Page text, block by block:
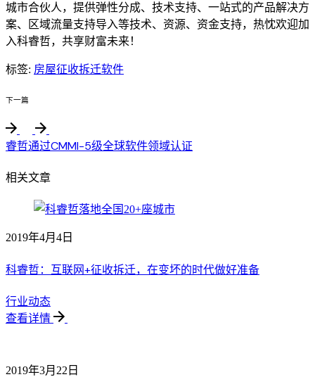
城市合伙人，提供弹性分成、技术支持、一站式的产品解决方
案、区域流量支持导入等技术、资源、资金支持，热忱欢迎加
入科睿哲，共享财富未来！
标签: 房屋征收拆迁软件
下一篇
睿哲通过CMMI-5级全球软件领域认证
相关文章
2019年4月4日
科睿哲：互联网+征收拆迁，在变坏的时代做好准备
行业动态
查看详情
2019年3月22日